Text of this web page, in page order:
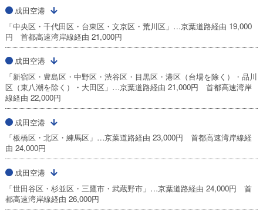
成田空港
「中央区・千代田区・台東区・文京区・荒川区」…京葉道路経由 19,000
円 首都高速湾岸線経由 21,000円
成田空港
「新宿区・豊島区・中野区・渋谷区・目黒区・港区（台場を除く）・品川
区（東八潮を除く）・大田区」…京葉道路経由 21,000円 首都高速湾岸
線経由 22,000円
成田空港
「板橋区・北区・練馬区」…京葉道路経由 23,000円 首都高速湾岸線経
由 24,000円
成田空港
「世田谷区・杉並区・三鷹市・武蔵野市」…京葉道路経由 24,000円 首
都高速湾岸線経由 26,000円